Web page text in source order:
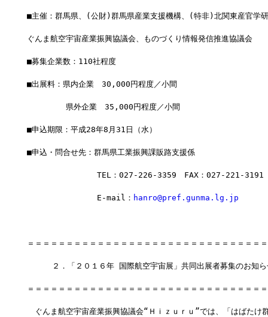
■主催：群馬県、(公財)群馬県産業支援機構、(特非)北関東産官学
ぐんま航空宇宙産業振興協議会、ものづくり情報発信推進協議会
■募集企業数：110社程度
■出展料：県内企業　30,000円程度／小間
県外企業　35,000円程度／小間
■申込期限：平成28年8月31日（水）
■申込・問合せ先：群馬県工業振興課販路支援係
TEL：027-226-3359　FAX：027-221-3191
E-mail： hanro@pref.gunma.lg.jp
＝＝＝＝＝＝＝＝＝＝＝＝＝＝＝＝＝＝＝＝＝＝＝＝＝＝＝＝＝＝
　　２．「２０１６年 国際航空宇宙展」共同出展者募集のお知ら
＝＝＝＝＝＝＝＝＝＝＝＝＝＝＝＝＝＝＝＝＝＝＝＝＝＝＝＝＝＝
ぐんま航空宇宙産業振興協議会“Ｈｉｚｕｒｕ”では、「はばたけ